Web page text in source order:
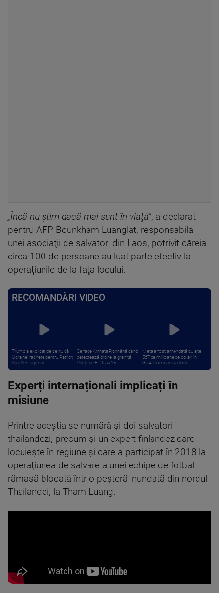
„Încă nu ştim dacă mai sunt în viaţă”, a declarat
pentru AFP Bounkham Luanglat, responsabila
unei asociaţii de salvatori din Laos, potrivit căreia
circa 100 de persoane au luat parte efectiv la
operaţiunile de la faţa locului.
RECOMANDĂRI VIDEO
Trump a explicat de ce nu dă
Ucrainei rachete pentru Patriot:
Nici Pentagonul ...
Ce face Armata Română când
detectează drone la graniță.
Piloții de F-16 au 15 ...
Meta a fost amendată cu alte
567 de milioane de dolari în
SUA. Compania a fost ...
Experți internaționali implicați în
misiune
Printre aceştia se numără şi doi salvatori
thailandezi, precum şi un expert finlandez care
locuieşte în regiune şi care a participat în 2018 la
operaţiunea de salvare a unei echipe de fotbal
rămasă blocată într-o peşteră inundată din nordul
Thailandei, la Tham Luang.